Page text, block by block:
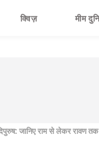
क्विज़ मीम
जानिए राम से लेकर रावण